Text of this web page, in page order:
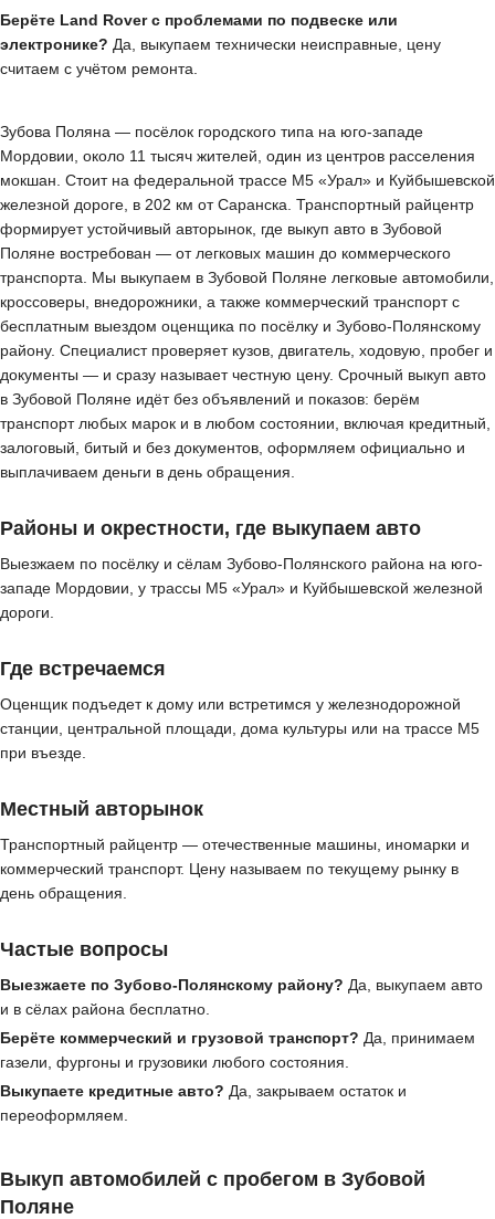
Берёте Land Rover с проблемами по подвеске или
электронике? Да, выкупаем технически неисправные, цену
считаем с учётом ремонта.
Зубова Поляна — посёлок городского типа на юго-западе
Мордовии, около 11 тысяч жителей, один из центров расселения
мокшан. Стоит на федеральной трассе М5 «Урал» и Куйбышевской
железной дороге, в 202 км от Саранска. Транспортный райцентр
формирует устойчивый авторынок, где выкуп авто в Зубовой
Поляне востребован — от легковых машин до коммерческого
транспорта. Мы выкупаем в Зубовой Поляне легковые автомобили,
кроссоверы, внедорожники, а также коммерческий транспорт с
бесплатным выездом оценщика по посёлку и Зубово-Полянскому
району. Специалист проверяет кузов, двигатель, ходовую, пробег и
документы — и сразу называет честную цену. Срочный выкуп авто
в Зубовой Поляне идёт без объявлений и показов: берём
транспорт любых марок и в любом состоянии, включая кредитный,
залоговый, битый и без документов, оформляем официально и
выплачиваем деньги в день обращения.
Районы и окрестности, где выкупаем авто
Выезжаем по посёлку и сёлам Зубово-Полянского района на юго-
западе Мордовии, у трассы М5 «Урал» и Куйбышевской железной
дороги.
Где встречаемся
Оценщик подъедет к дому или встретимся у железнодорожной
станции, центральной площади, дома культуры или на трассе М5
при въезде.
Местный авторынок
Транспортный райцентр — отечественные машины, иномарки и
коммерческий транспорт. Цену называем по текущему рынку в
день обращения.
Частые вопросы
Выезжаете по Зубово-Полянскому району? Да, выкупаем авто
и в сёлах района бесплатно.
Берёте коммерческий и грузовой транспорт? Да, принимаем
газели, фургоны и грузовики любого состояния.
Выкупаете кредитные авто? Да, закрываем остаток и
переоформляем.
Выкуп автомобилей с пробегом в Зубовой
Поляне